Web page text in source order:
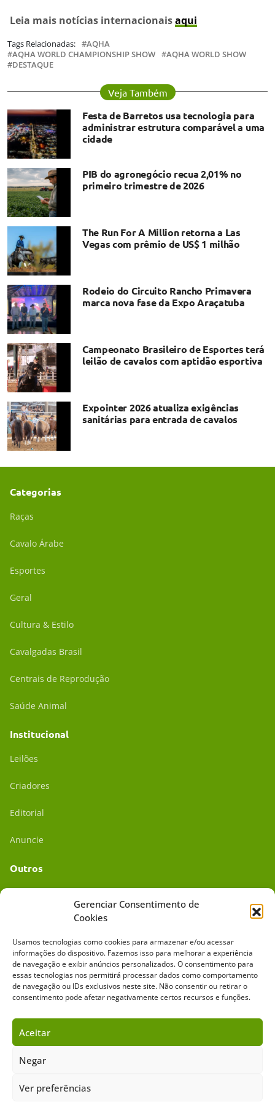
Gerenciar Consentimento de
Cookies
Usamos tecnologias como cookies para armazenar e/ou acessar
informações do dispositivo. Fazemos isso para melhorar a experiência
de navegação e exibir anúncios personalizados. O consentimento para
essas tecnologias nos permitirá processar dados como comportamento
de navegação ou IDs exclusivos neste site. Não consentir ou retirar o
consentimento pode afetar negativamente certos recursos e funções.
Aceitar
Negar
Ver preferências
Leia mais notícias internacionaisaqui
Tags Relacionadas:
AQHA
AQHA WORLD CHAMPIONSHIP SHOW
AQHA WORLD SHOW
DESTAQUE
Veja Também
Festa de Barretos usa tecnologia para
administrar estrutura comparável a uma
cidade
PIB do agronegócio recua 2,01% no
primeiro trimestre de 2026
The Run For A Million retorna a Las
Vegas com prêmio de US$ 1 milhão
Rodeio do Circuito Rancho Primavera
marca nova fase da Expo Araçatuba
Campeonato Brasileiro de Esportes terá
leilão de cavalos com aptidão esportiva
Expointer 2026 atualiza exigências
sanitárias para entrada de cavalos
Categorias
Raças
Cavalo Árabe
Esportes
Geral
Cultura & Estilo
Cavalgadas Brasil
Centrais de Reprodução
Saúde Animal
Institucional
Leilões
Criadores
Editorial
Anuncie
Outros
Mídia Kit
Sobre o Cavalus Leilões Anuncie
Copyright ©️ 2026 • Grupo Cavalus de Comunicação. Todos os direitos